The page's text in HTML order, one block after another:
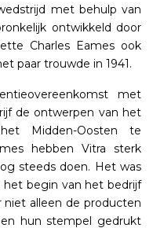
met behulp van
ontwikkeld door
Charles Eames ook
paar trouwde in 1941.
met
de ontwerpen van het
Midden-Oosten te
hebben Vitra sterk
steeds doen. Het was
begin van het bedrijf
niet alleen de producten
hun stempel gedrukt